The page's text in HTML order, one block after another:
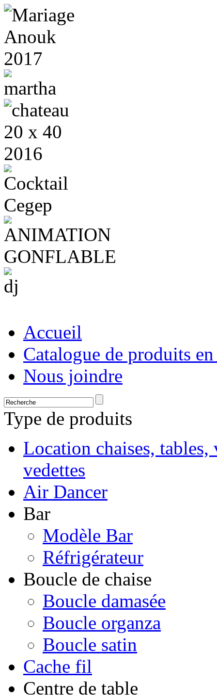
Accueil
Catalogue de produits
Nous joindre
Type de produits
Location chaises,
vedettes
Air Dancer
Bar
Modèle Bar
Réfrigérateur
Boucle de chaise
Boucle damasée
Boucle organza
Boucle satin
Cache fil
Centre de table